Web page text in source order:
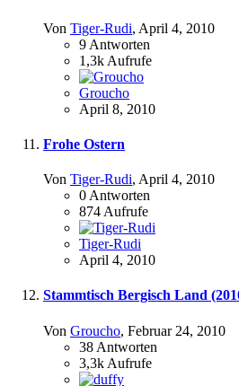
Von Tiger-Rudi, April 4, 2010
9 Antworten
1,3k Aufrufe
Groucho
April 8, 2010
Frohe Ostern
Von Tiger-Rudi, April 4, 2010
0 Antworten
874 Aufrufe
Tiger-Rudi
April 4, 2010
Stammtisch Bergisch Land
Von Groucho, Februar 24, 2010
38 Antworten
3,3k Aufrufe